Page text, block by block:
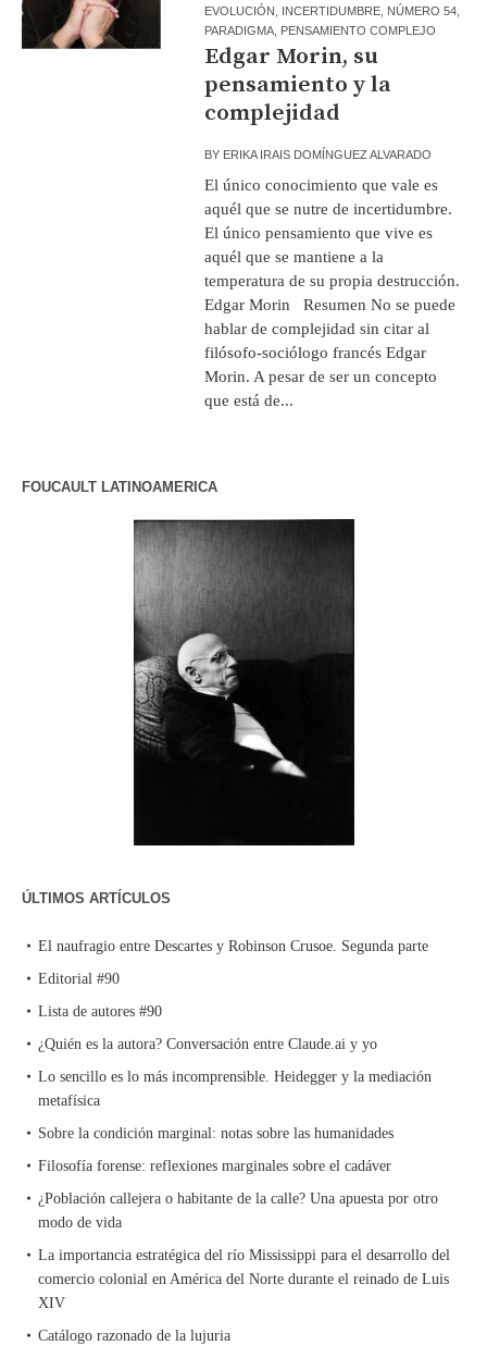
EVOLUCIÓN
INCERTIDUMBRE NÚMERO 54
PARADIGMA PENSAMIENTO COMPLEJO
Edgar Morin, su
pensamiento y la
complejidad
BY ERIKA IRAIS DOMÍNGUEZ ALVARADO
El único conocimiento que vale es
aquél que se nutre de incertidumbre.
El único pensamiento que vive es
aquél que se mantiene a la
temperatura de su propia destrucción.
Edgar Morin Resumen No se puede
hablar de complejidad sin citar al
filósofo-sociólogo francés Edgar
Morin. A pesar de ser un concepto
que está de...
FOUCAULT LATINOAMERICA
ÚLTIMOS ARTÍCULOS
El naufragio entre Descartes y Robinson Crusoe. Segunda parte
Editorial #90
Lista de autores #90
¿Quién es la autora? Conversación entre Claude.ai y yo
Lo sencillo es lo más incomprensible. Heidegger y la mediación
metafísica
Sobre la condición marginal: notas sobre las humanidades
Filosofía forense: reflexiones marginales sobre el cadáver
¿Población callejera o habitante de la calle? Una apuesta por otro
modo de vida
La importancia estratégica del río Mississippi para el desarrollo del
comercio colonial en América del Norte durante el reinado de Luis
XIV
Catálogo razonado de la lujuria